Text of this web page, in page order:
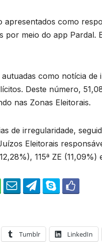
apresentados como
por meio do app Pardal.
como notícia
Deste número,
nas Zonas Eleitorais.
de irregularidade,
Eleitorais
115ª ZE
Tumblr LinkedIn